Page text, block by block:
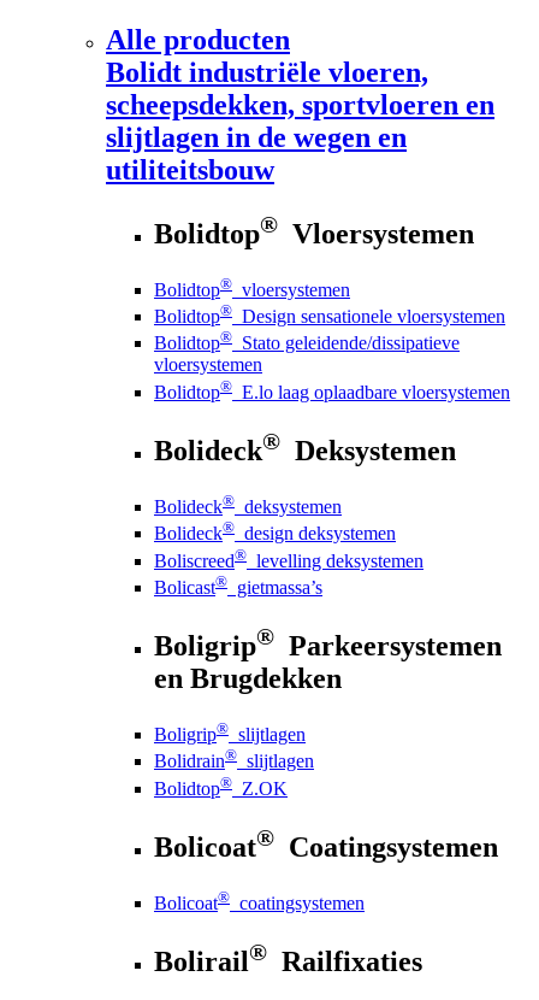
Alle producten
Bolidt industriële vloeren,
scheepsdekken, sportvloeren en
slijtlagen in de wegen en
utiliteitsbouw
Bolidtop® Vloersystemen
Bolidtop® vloersystemen
Bolidtop® Design sensationele vloersystemen
Bolidtop® Stato geleidende/dissipatieve
vloersystemen
Bolidtop® E.lo laag oplaadbare vloersystemen
Bolideck® Deksystemen
Bolideck® deksystemen
Bolideck® design deksystemen
Boliscreed® levelling deksystemen
Bolicast® gietmassa’s
Boligrip® Parkeersystemen
en Brugdekken
Boligrip® slijtlagen
Bolidrain® slijtlagen
Bolidtop® Z.OK
Bolicoat® Coatingsystemen
Bolicoat® coatingsystemen
Bolirail® Railfixaties